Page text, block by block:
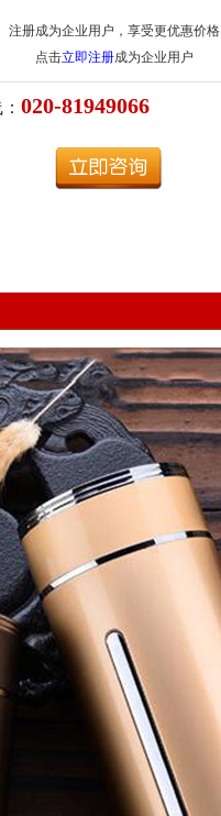
注册成为企业用户，享受更优惠价格
点击立即注册成为企业用户
020-81949066